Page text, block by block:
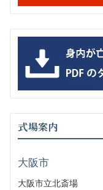
式場案内
大阪市
大阪市立北斎場